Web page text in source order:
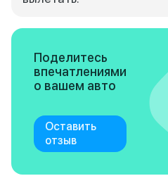
Поделитесь
впечатлениями
о вашем авто
Оставить
отзыв